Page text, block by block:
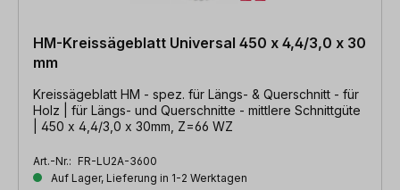
HM-Kreissägeblatt Universal 450 x 4,4/3,0 x 30
mm
Kreissägeblatt HM - spez. für Längs- & Querschnitt - für
Holz | für Längs- und Querschnitte - mittlere Schnittgüte
| 450 x 4,4/3,0 x 30mm, Z=66 WZ
Art.-Nr.: FR-LU2A-3600
Auf Lager, Lieferung in 1-2 Werktagen